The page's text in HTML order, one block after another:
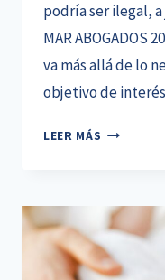
podría ser ilegal,
MAR ABOGADOS
va más allá de lo
objetivo de
LEER MÁS
DE
PUNTOS
DE